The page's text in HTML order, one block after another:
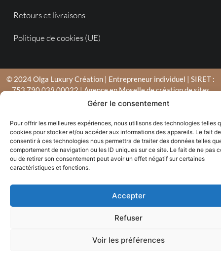
Gérer le consentement
Pour offrir les meilleures expériences, nous utilisons des technologies telles
cookies pour stocker et/ou accéder aux informations des appareils. Le fait de
consentir à ces technologies nous permettra de traiter des données telles
comportement de navigation ou les ID uniques sur ce site. Le fait de ne pas
ou de retirer son consentement peut avoir un effet négatif sur certaines
caractéristiques et fonctions.
Accepter
Refuser
Voir les préférences
Retours et livraisons
Politique de cookies (UE)
© 2024 Olga Luxury Création | Entrepreneur individuel | SIRET :
753 790 039 00022 | Agence en Moselle de création de sites
internet : Déclic Communication